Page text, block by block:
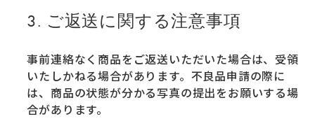
3. ご返送に関する注意事項
事前連絡なく商品をご返送いただいた場合は、受領
いたしかねる場合があります。不良品申請の際に
は、商品の状態が分かる写真の提出をお願いする場
合があります。